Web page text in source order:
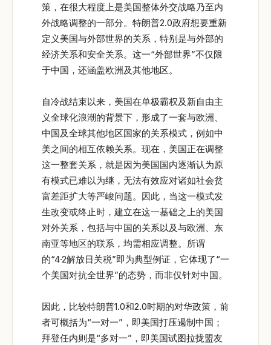
策，在很大程度上是美国整体外交战略乃至内
外战略调整的一部分。特朗普2.0政府想要重新
定义美国与外部世界的关系，特别是与外部的
经济关系和安全关系。这一“外部世界”不仅限
于中国，还涵盖欧洲及其他地区。
自冷战结束以来，美国在单极霸权及新自由主
义全球化浪潮的背景下，形成了一套与欧洲、
中国及全球其他地区国家的关系模式，例如中
美之间的相互依赖关系。现在，美国正在调整
这一整套关系，就是因为美国国内逐渐认为原
有模式已难以为继，无法有效应对诸如社会贫
富差距扩大等严峻问题。因此，当这一模式发
生改变或终止时，建立在这一基础之上的美国
对外关系，包括与中国的关系以及与欧洲、东
南亚等地区的联系，均需相应调整。所谓
的“4·2解放日关税”即为典型例证，它体现了“一
个美国对抗全世界”的态势，而非仅针对中国。
因此，比较特朗普1.0和2.0时期的对华政策，前
者可概括为“一对一”，即美国打压遏制中国；
拜登任内则是“多对一”，即美国试图拉拢盟友